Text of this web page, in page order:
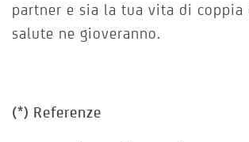
partner e sia la tua vita di coppia
salute ne gioveranno.
(*) Referenze